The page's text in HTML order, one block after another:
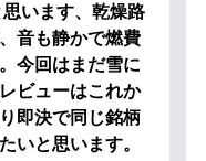
います、乾燥路
音も静かで燃費
今回はまだ雪に
ビューはこれか
即決で同じ銘柄
いと思います。